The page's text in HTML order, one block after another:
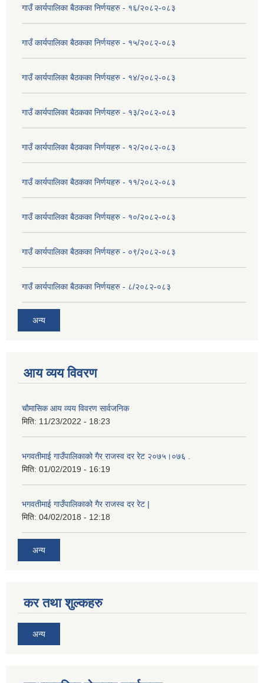
गाउँ कार्यपालिका बैठकका निर्णयहरु - १६/२०८२-०८३
गाउँ कार्यपालिका बैठकका निर्णयहरु - १५/२०८२-०८३
गाउँ कार्यपालिका बैठकका निर्णयहरु - १४/२०८२-०८३
गाउँ कार्यपालिका बैठकका निर्णयहरु - १३/२०८२-०८३
गाउँ कार्यपालिका बैठकका निर्णयहरु - १२/२०८२-०८३
गाउँ कार्यपालिका बैठकका निर्णयहरु - ११/२०८२-०८३
गाउँ कार्यपालिका बैठकका निर्णयहरु - १०/२०८२-०८३
गाउँ कार्यपालिका बैठकका निर्णयहरु - ०९/२०८२-०८३
गाउँ कार्यपालिका बैठकका निर्णयहरु - ८/२०८२-०८३
अन्य
आय व्यय विवरण
चाैमासिक आय व्यय विवरण सार्वजनिक
मिति: 11/23/2022 - 18:23
भगवतीमाई गाउँपालिकाको गैर राजस्व दर रेट २०७५।०७६ .
मिति: 01/02/2019 - 16:19
भगवतीमाई गाउँपालिकाको गैर राजस्व दर रेट |
मिति: 04/02/2018 - 12:18
अन्य
कर तथा शुल्कहरु
अन्य